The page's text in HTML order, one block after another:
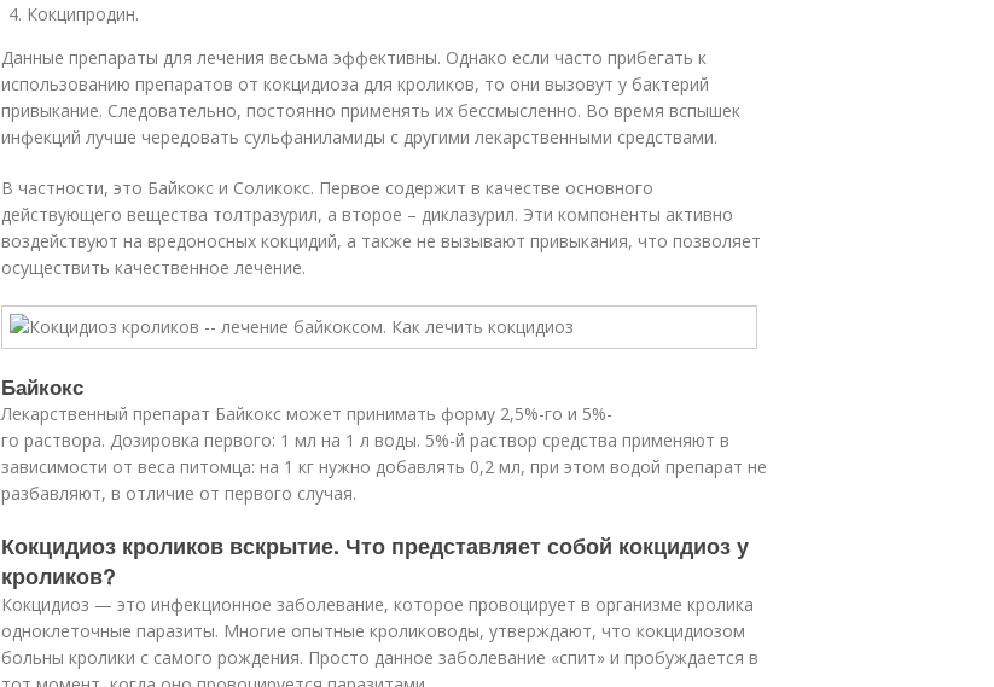
Кокципродин.
Данные препараты для лечения весьма эффективны. Однако если часто прибегать к
использованию препаратов от кокцидиоза для кроликов, то они вызовут у бактерий
привыкание. Следовательно, постоянно применять их бессмысленно. Во время вспышек
инфекций лучше чередовать сульфаниламиды с другими лекарственными средствами.
В частности, это Байкокс и Соликокс. Первое содержит в качестве основного
действующего вещества толтразурил, а второе – диклазурил. Эти компоненты активно
воздействуют на вредоносных кокцидий, а также не вызывают привыкания, что позволяет
осуществить качественное лечение.
Байкокс
Лекарственный препарат Байкокс может принимать форму 2,5%-го и 5%-
го раствора. Дозировка первого: 1 мл на 1 л воды. 5%-й раствор средства применяют в
зависимости от веса питомца: на 1 кг нужно добавлять 0,2 мл, при этом водой препарат не
разбавляют, в отличие от первого случая.
Кокцидиоз кроликов вскрытие. Что представляет собой кокцидиоз у
кроликов?
Кокцидиоз — это инфекционное заболевание, которое провоцирует в организме кролика
одноклеточные паразиты. Многие опытные кролиководы, утверждают, что кокцидиозом
больны кролики с самого рождения. Просто данное заболевание «спит» и пробуждается в